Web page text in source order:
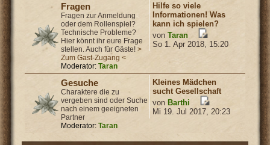
Fragen
Fragen zur Anmeldung
oder dem Rollenspiel?
Technische Probleme?
Hier könnt ihr eure Frage
stellen. Auch für Gäste!>
Zum Gast-Zugang <
Moderator: Taran
Hilfe so viele
Informationen! Was
kann ich spielen?
vonTaran
So 1. Apr 2018, 15:20
Gesuche
Charaktere die zu
vergeben sind oder Suche
nach einem geeigneten
Partner
Moderator: Taran
Kleines Mädchen
sucht Gesellschaft
von Barthi
Mi 19. Jul 2017, 20:23